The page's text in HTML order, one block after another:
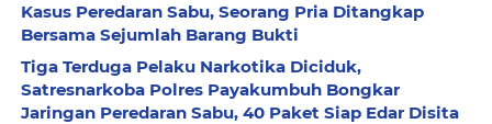
Kasus Peredaran Sabu, Seorang Pria Ditangkap
Bersama Sejumlah Barang Bukti
Tiga Terduga Pelaku Narkotika Diciduk,
Satresnarkoba Polres Payakumbuh Bongkar
Jaringan Peredaran Sabu, 40 Paket Siap Edar Disita